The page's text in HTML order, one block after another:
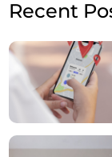
Recent